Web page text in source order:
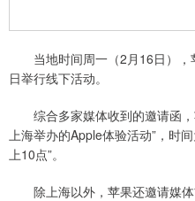
当地时间周一（2月16日），
日举行线下活动。
综合多家媒体收到的邀请函，
上海举办的Apple体验活动”，时
上10点”。
除上海以外，苹果还邀请媒体